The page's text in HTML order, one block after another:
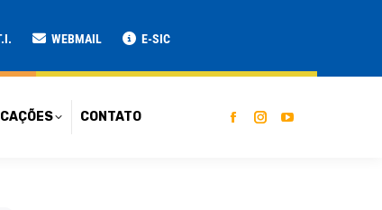
WEBMAIL E-SIC
CONTATO